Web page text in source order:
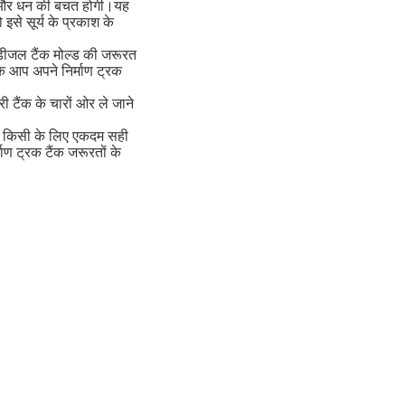
धन की बचत होगी।यह
इसे सूर्य के प्रकाश के
टैंक मोल्ड की जरूरत
अपने निर्माण ट्रक
टैंक के चारों ओर ले जाने
के लिए एकदम सही
ट्रक टैंक जरूरतों के